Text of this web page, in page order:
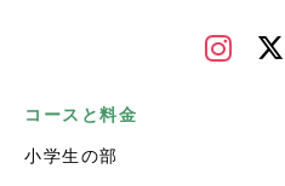
コースと料金
小学生の部